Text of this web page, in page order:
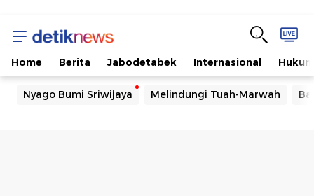
Home Berita Jabodetabek Internasional Hukum
Nyago Bumi Sriwijaya Melindungi Tuah-Marwah